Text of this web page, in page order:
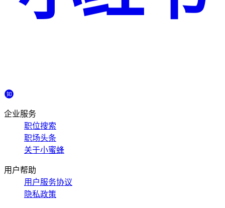
企业服务
职位搜索
职场头条
关于小蜜蜂
用户帮助
用户服务协议
隐私政策